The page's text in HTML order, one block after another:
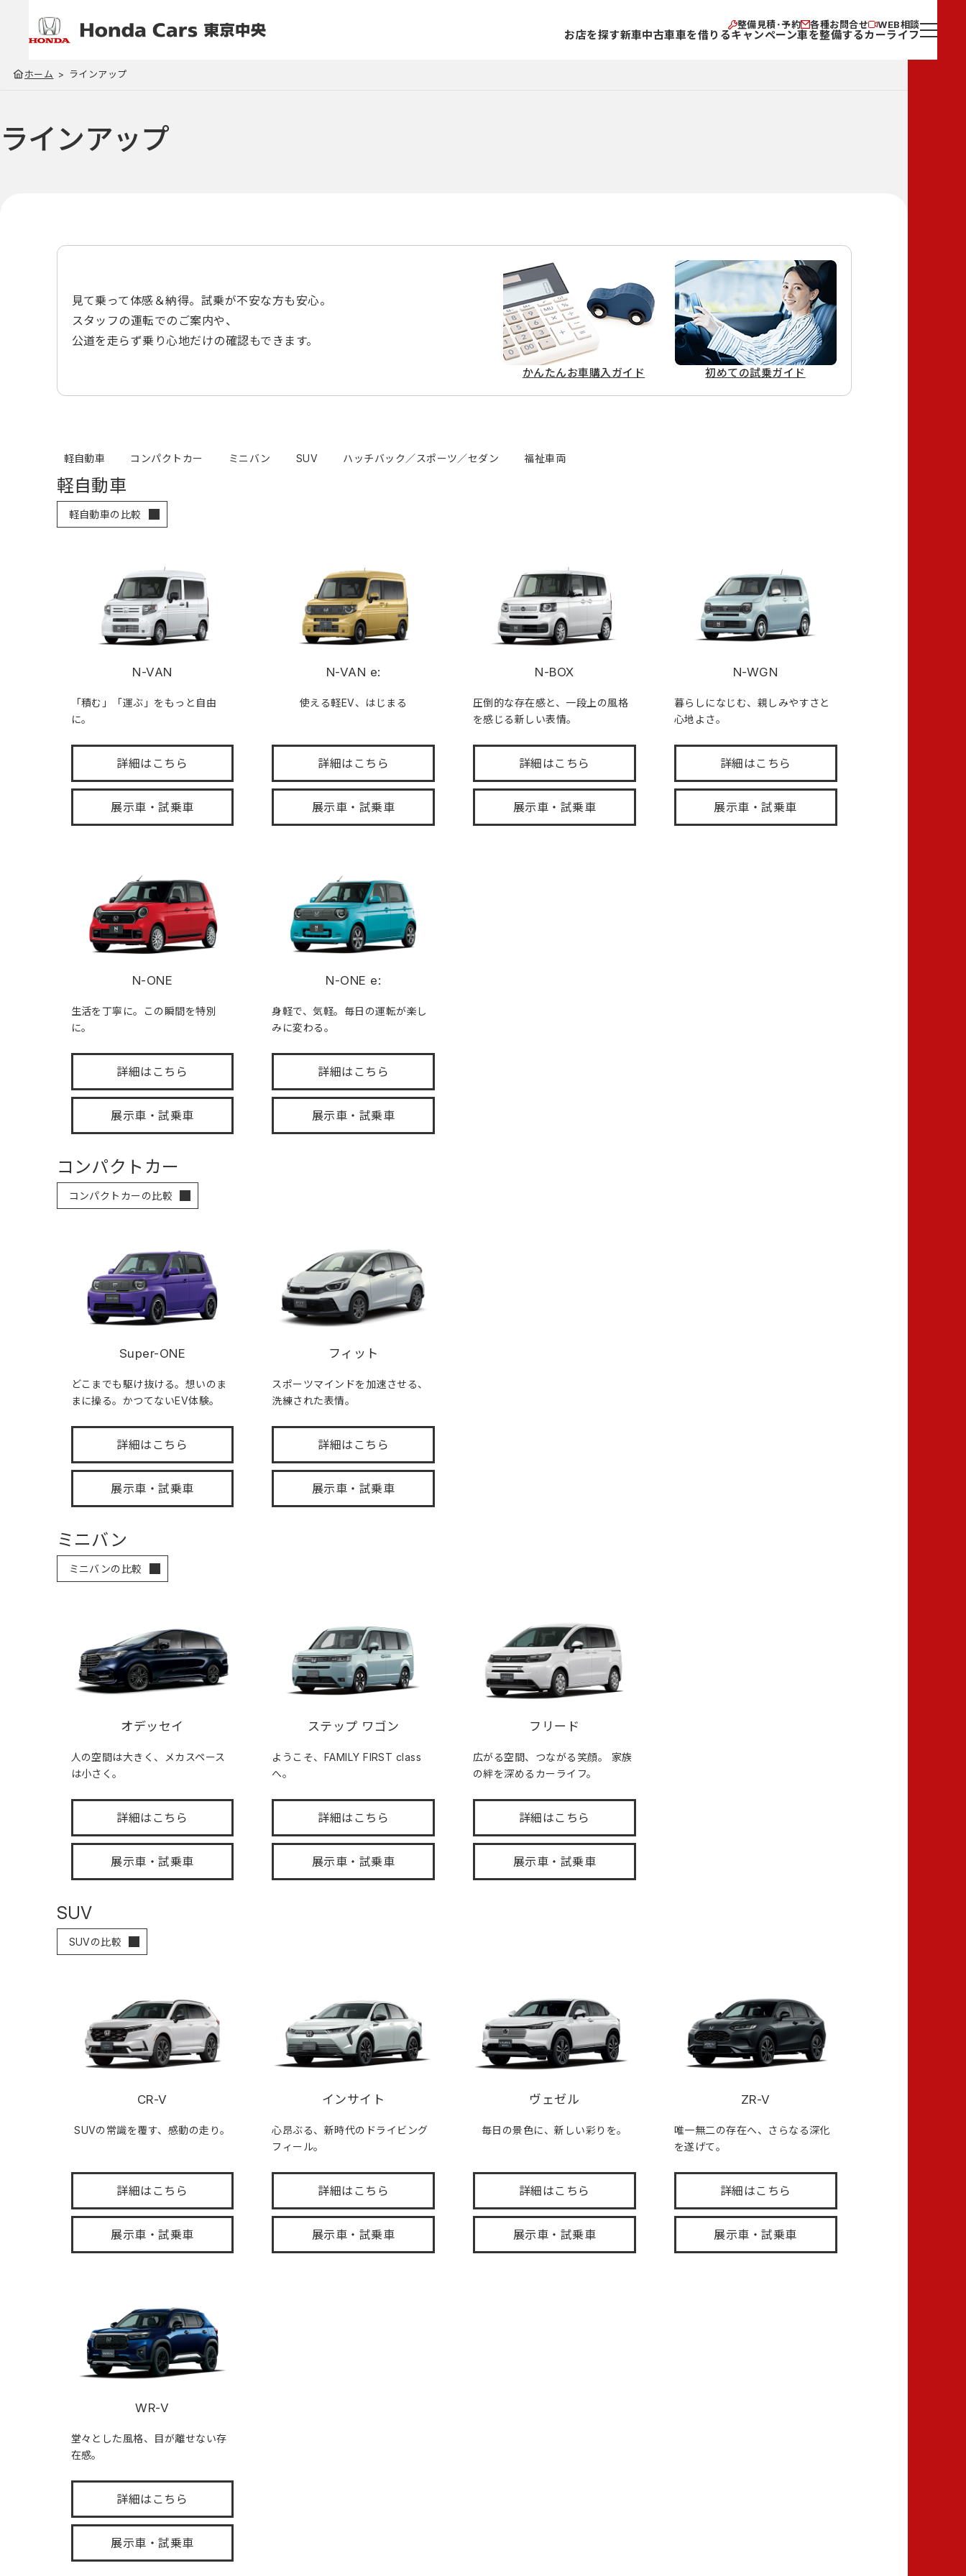
整備見積･予約 各種お問合せ WEB相談
お店を探す新車中古車車を借りるキャンペーン車を整備するカーライフ
ホーム ラインアップ
ラインアップ
見て乗って体感＆納得。試乗が不安な方も安心。
スタッフの運転でのご案内や、
公道を走らず乗り心地だけの確認もできます。
かんたんお車購入ガイド 初めての試乗ガイド
軽自動車 コンパクトカー ミニバン SUV ハッチバック／スポーツ／セダン 福祉車両
軽自動車
軽自動車の比較
N-VAN
「積む」「運ぶ」をもっと自由
に。
詳細はこちら
展示車・試乗車
N-VAN e:
使える軽EV、はじまる
詳細はこちら
展示車・試乗車
N-BOX
圧倒的な存在感と、一段上の風格
を感じる新しい表情。
詳細はこちら
展示車・試乗車
N-WGN
暮らしになじむ、親しみやすさと
心地よさ。
詳細はこちら
展示車・試乗車
N-ONE
生活を丁寧に。この瞬間を特別
に。
詳細はこちら
展示車・試乗車
N-ONE e:
身軽で、気軽。毎日の運転が楽し
みに変わる。
詳細はこちら
展示車・試乗車
コンパクトカー
コンパクトカーの比較
Super-ONE
どこまでも駆け抜ける。想いのま
まに操る。かつてないEV体験。
詳細はこちら
展示車・試乗車
フィット
スポーツマインドを加速させる、
洗練された表情。
詳細はこちら
展示車・試乗車
ミニバン
ミニバンの比較
オデッセイ
人の空間は大きく、メカスペース
は小さく。
詳細はこちら
展示車・試乗車
ステップ ワゴン
ようこそ、FAMILY FIRST class
へ。
詳細はこちら
展示車・試乗車
フリード
広がる空間、つながる笑顔。 家族
の絆を深めるカーライフ。
詳細はこちら
展示車・試乗車
SUV
SUVの比較
CR-V
SUVの常識を覆す、感動の走り。
詳細はこちら
展示車・試乗車
インサイト
心昂ぶる、新時代のドライビング
フィール。
詳細はこちら
展示車・試乗車
ヴェゼル
毎日の景色に、新しい彩りを。
詳細はこちら
展示車・試乗車
ZR-V
唯一無二の存在へ、さらなる深化
を遂げて。
詳細はこちら
展示車・試乗車
WR-V
堂々とした風格、目が離せない存
在感。
詳細はこちら
展示車・試乗車